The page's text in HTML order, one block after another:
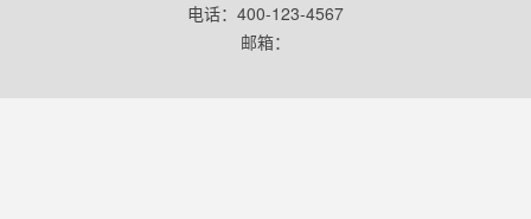
电话：400-123-4567
邮箱：